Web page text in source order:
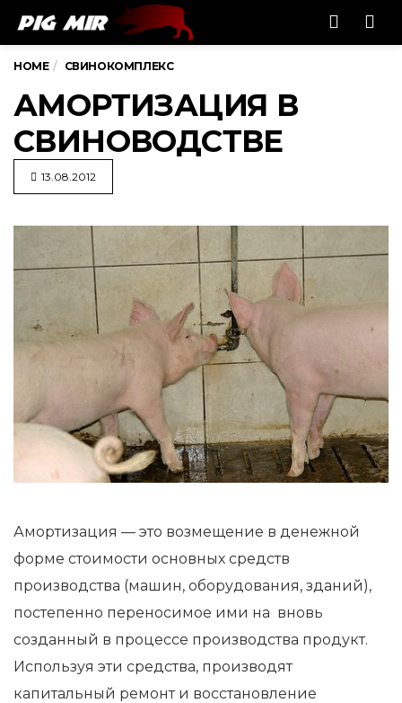
HOME СВИНОКОМПЛЕКС
АМОРТИЗАЦИЯ В
СВИНОВОДСТВЕ
13.08.2012
Амортизация — это возмещение в денежной
форме стоимости основных средств
производства (машин, оборудования, зданий),
постепенно переносимое ими на вновь
созданный в процессе производства продукт.
Используя эти средства, производят
капитальный ремонт и восстановление